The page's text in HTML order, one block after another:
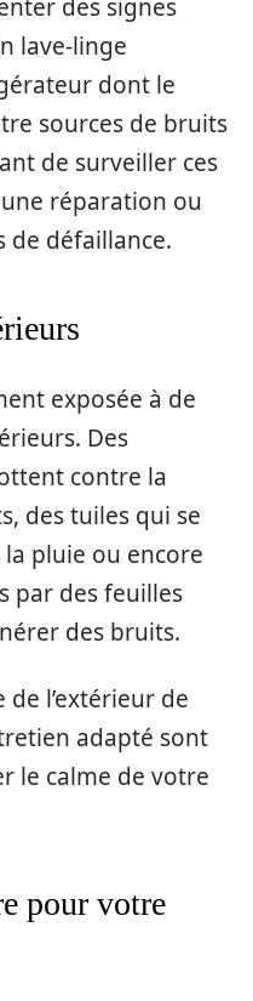
des signes
lave-linge
dont le
sources de bruits
de surveiller ces
réparation ou
de défaillance.
exposée à de
Des
contre la
des tuiles qui se
la pluie ou encore
par des feuilles
des bruits.
l’extérieur de
adapté sont
le calme de votre
pour votre